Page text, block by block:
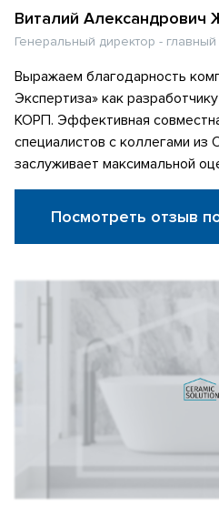
Виталий Александрович
Генеральный директор - главный
Выражаем благодарность
Экспертиза» как
КОРП. Эффективная
специалистов с коллегами
заслуживает максимальной
Посмотреть отзыв